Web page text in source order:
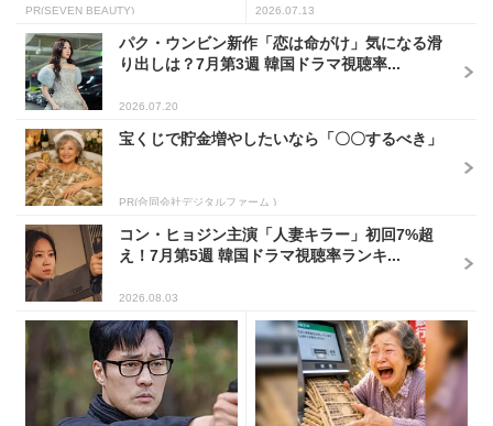
補...
PR(SEVEN BEAUTY) 2026.07.13
パク・ウンビン新作「恋は命がけ」気になる滑
り出しは？7月第3週 韓国ドラマ視聴率...
2026.07.20
宝くじで貯金増やしたいなら「〇〇するべき」
PR(合同会社デジタルファーム )
コン・ヒョジン主演「人妻キラー」初回7%超
え！7月第5週 韓国ドラマ視聴率ランキ...
2026.08.03